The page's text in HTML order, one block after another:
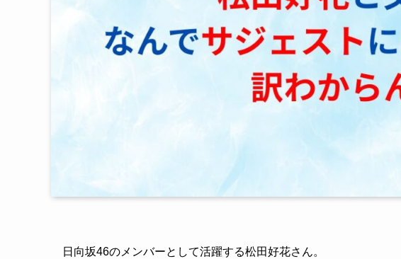
日向坂46のメンバーとして活躍する松田好花さん。